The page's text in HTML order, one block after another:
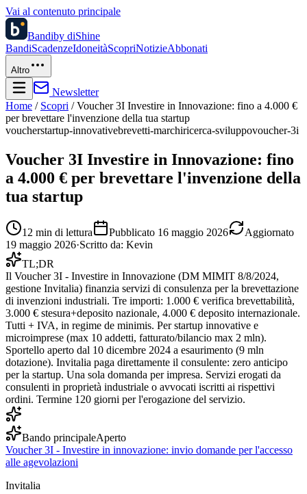
Vai al contenuto principale
Bandiby diShine
BandiScadenzeIdoneitàScopriNotizieAbbonati
Altro
Newsletter
Home / Scopri / Voucher 3I Investire in Innovazione: fino a 4.000 €
per brevettare l'invenzione della tua startup
voucherstartup-innovativebrevetti-marchiricerca-sviluppovoucher-3i
Voucher 3I Investire in Innovazione: fino
a 4.000 € per brevettare l'invenzione della
tua startup
12 min di lettura Pubblicato 16 maggio 2026
Aggiornato
19 maggio 2026·Scritto da: Kevin
TL;DR
Il Voucher 3I - Investire in Innovazione (DM MIMIT 8/8/2024,
gestione Invitalia) finanzia servizi di consulenza per la brevettazione
di invenzioni industriali. Tre importi: 1.000 € verifica brevettabilità,
3.000 € stesura+deposito nazionale, 4.000 € deposito internazionale.
Tutti + IVA, in regime de minimis. Per startup innovative e
microimprese (max 10 addetti, fatturato/bilancio max 2 mln).
Sportello aperto dal 10 dicembre 2024 a esaurimento (9 mln
dotazione). Invitalia paga direttamente il consulente: zero anticipo
per la startup. Una sola domanda per impresa. Servizi erogati da
consulenti in proprietà industriale o avvocati iscritti ai rispettivi
ordini. Termine 120 giorni per l'erogazione del servizio.
Bando principaleAperto
Voucher 3I - Investire in innovazione: invio domande per l'accesso
alle agevolazioni
Invitalia